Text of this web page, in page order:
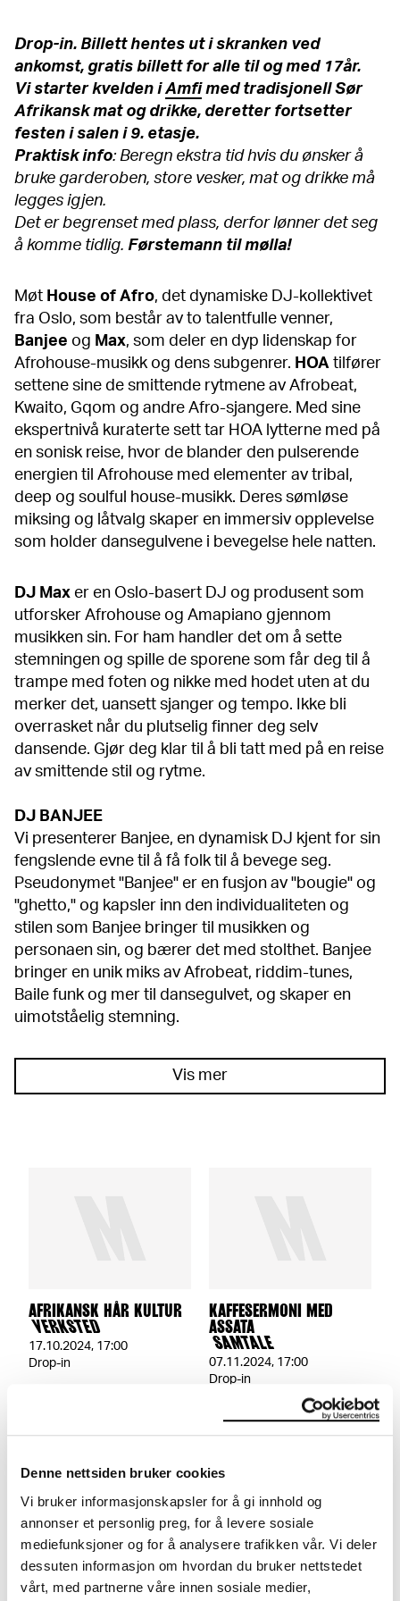
Denne nettsiden bruker cookies
Vi bruker informasjonskapsler for å gi innhold og
annonser et personlig preg, for å levere sosiale
mediefunksjoner og for å analysere trafikken vår. Vi deler
dessuten informasjon om hvordan du bruker nettstedet
vårt, med partnerne våre innen sosiale medier,
Drop-in. Billett hentes ut i skranken ved
ankomst, gratis billett for alle til og med 17år.
Vi starter kvelden iAmfimed tradisjonell Sør
Afrikansk mat og drikke, deretter fortsetter
festen i salen i 9. etasje.
Praktisk info: Beregn ekstra tid hvis du ønsker å
bruke garderoben, store vesker, mat og drikke må
legges igjen.
Det er begrenset med plass, derfor lønner det seg
å komme tidlig. Førstemann til mølla!
Møt House of Afro, det dynamiske DJ-kollektivet
fra Oslo, som består av to talentfulle venner,
Banjee og Max, som deler en dyp lidenskap for
Afrohouse-musikk og dens subgenrer. HOA tilfører
settene sine de smittende rytmene av Afrobeat,
Kwaito, Gqom og andre Afro-sjangere. Med sine
ekspertnivå kuraterte sett tar HOA lytterne med på
en sonisk reise, hvor de blander den pulserende
energien til Afrohouse med elementer av tribal,
deep og soulful house-musikk. Deres sømløse
miksing og låtvalg skaper en immersiv opplevelse
som holder dansegulvene i bevegelse hele natten.
DJ Max er en Oslo-basert DJ og produsent som
utforsker Afrohouse og Amapiano gjennom
musikken sin. For ham handler det om å sette
stemningen og spille de sporene som får deg til å
trampe med foten og nikke med hodet uten at du
merker det, uansett sjanger og tempo. Ikke bli
overrasket når du plutselig finner deg selv
dansende. Gjør deg klar til å bli tatt med på en reise
av smittende stil og rytme.
DJ BANJEE
Vi presenterer Banjee, en dynamisk DJ kjent for sin
fengslende evne til å få folk til å bevege seg.
Pseudonymet "Banjee" er en fusjon av "bougie" og
"ghetto," og kapsler inn den individualiteten og
stilen som Banjee bringer til musikken og
personaen sin, og bærer det med stolthet. Banjee
bringer en unik miks av Afrobeat, riddim-tunes,
Baile funk og mer til dansegulvet, og skaper en
uimotståelig stemning.
Vis mer
AFRIKANSK HÅR KULTUR
VERKSTED
17.10.2024, 17:00
Drop-in
KAFFESERMONI MED
ASSATA
SAMTALE
07.11.2024, 17:00
Drop-in
ZESHAN SHAKAR, DON
MARTIN OG HAMZA HERSI
SAMTALE
FRA FILLE TIL FASHION
MED MAILLIW
VERKSTED